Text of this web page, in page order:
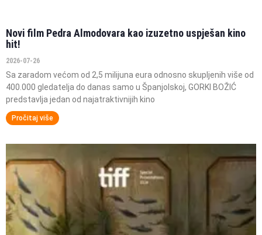
Novi film Pedra Almodovara kao izuzetno uspješan kino
hit!
2026-07-26
Sa zaradom većom od 2,5 milijuna eura odnosno skupljenih više od
400.000 gledatelja do danas samo u Španjolskoj, GORKI BOŽIĆ
predstavlja jedan od najatraktivnijih kino
Pročitaj više